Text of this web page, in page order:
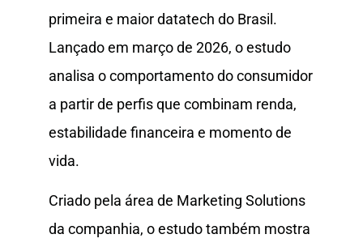
primeira e maior datatech do Brasil.
Lançado em março de 2026, o estudo
analisa o comportamento do consumidor
a partir de perfis que combinam renda,
estabilidade financeira e momento de
vida.
Criado pela área de Marketing Solutions
da companhia, o estudo também mostra